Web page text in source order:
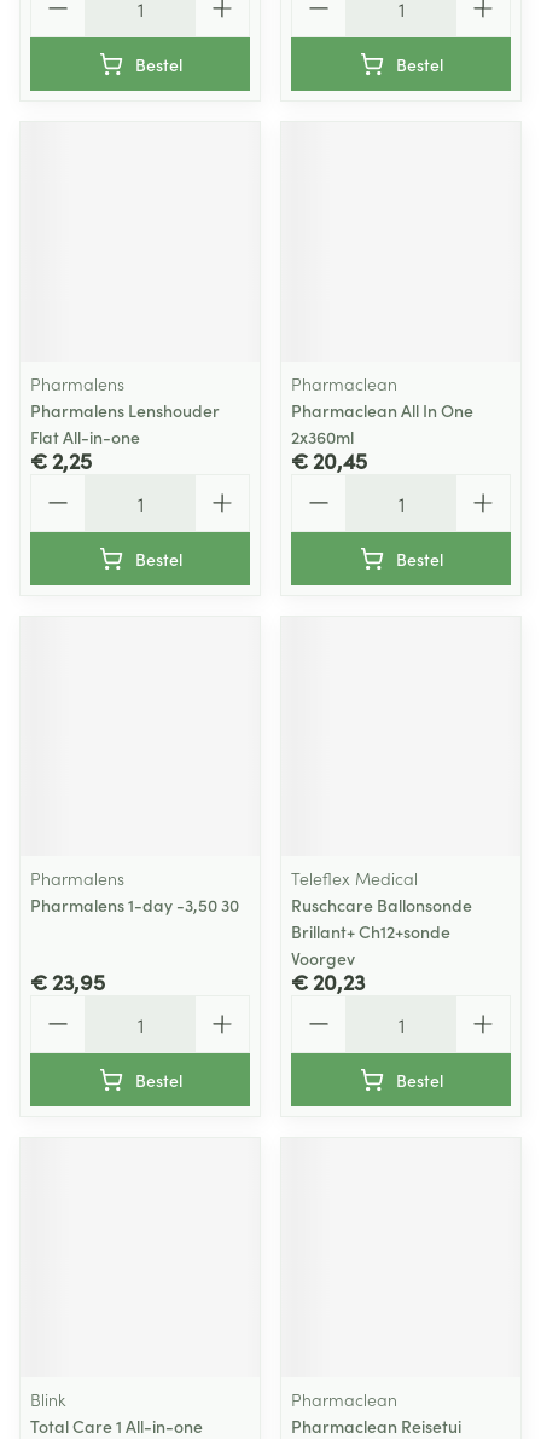
Bestel Bestel
Pharmalens
Pharmalens Lenshouder
Flat All-in-one
€ 2,25
Bestel
Pharmaclean
Pharmaclean All In One
2x360ml
€ 20,45
Bestel
Pharmalens
Pharmalens 1-day -3,50 30
€ 23,95
Bestel
Teleflex Medical
Ruschcare Ballonsonde
Brillant+ Ch12+sonde
Voorgev
€ 20,23
Bestel
Blink
Total Care 1 All-in-one
Pharmaclean
Pharmaclean Reisetui